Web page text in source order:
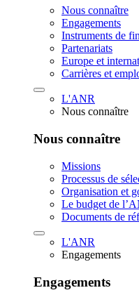
Nous connaître
Engagements
Instruments de
Partenariats
Europe et
Carrières et
L'ANR
Nous connaître
Nous connaître
Missions
Processus de
Organisation et
Le budget de
Documents de
L'ANR
Engagements
Engagements